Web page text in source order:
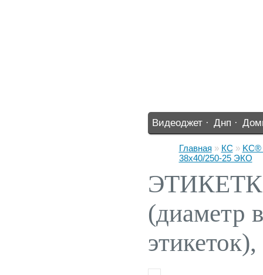
Видеоджет · Днп ·
Главная » КС » KC®
38х40/250-25 ЭКО
(диаметр